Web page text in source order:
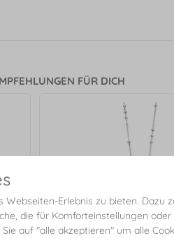
FÜR DICH
Erlebnis zu bieten. Dazu
die für Komforteinstellungen oder
auf "alle akzeptieren" um alle